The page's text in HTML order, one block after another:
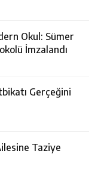
Okul: Sümer
İmzalandı
Gerçeğini
Taziye